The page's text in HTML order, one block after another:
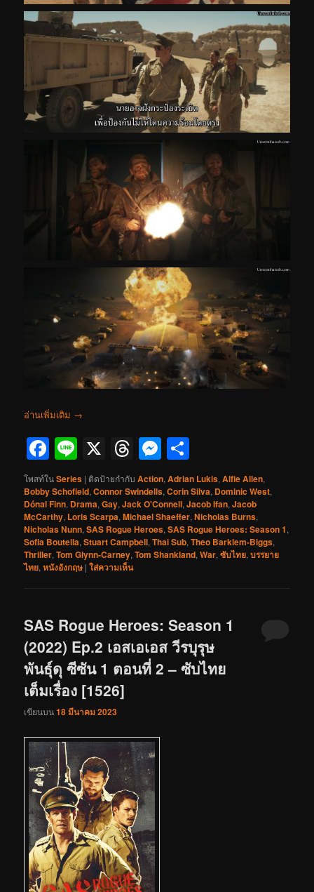
อ่านเพิ่มเติม →
Facebook
Line
X Threads
Messenger
โพสท์ในSeries | ติดป้ายกำกับ Action,Adrian Lukis,Alfie Allen,
Bobby Schofield,Connor Swindells,Corin Silva, Dominic West,
Dónal Finn, Drama,Gay,Jack O'Connell,Jacob Ifan,Jacob
McCarthy, Loris Scarpa,Michael Shaeffer,Nicholas Burns,
Nicholas Nunn,SAS Rogue Heroes,SAS Rogue Heroes: Season 1,
Sofia Boutella,Stuart Campbell,Thai Sub,Theo Barklem-Biggs,
Thriller,Tom Glynn-Carney,Tom Shankland,War,ซับไทย,บรรยาย
ไทย,หนังอังกฤษ |ใส่ความเห็น
SAS Rogue Heroes: Season 1
(2022) Ep.2 เอสเอเอส วีรบุรุษ
พันธุ์ดุ ซีซัน 1 ตอนที่ 2 – ซับไทย
เต็มเรื่อง [1526]
เขียนบน18 มีนาคม 2023